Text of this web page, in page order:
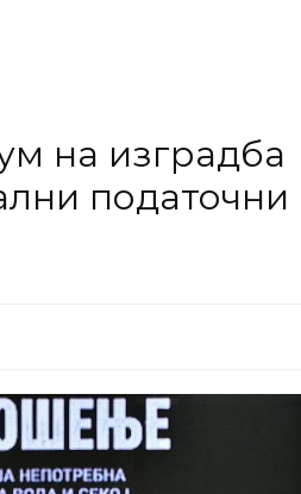
на изградба
податочни